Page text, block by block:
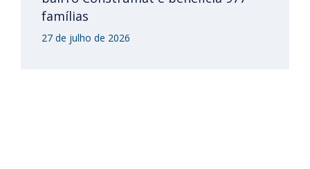
famílias
27 de julho de 2026